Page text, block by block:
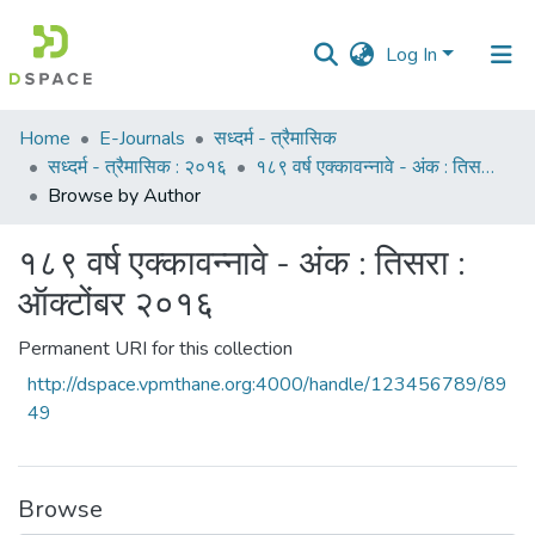
Log In
Communities
&
Collections
All of DSpace
Home E-Journals
सध्दर्म - त्रैमासिक
सध्दर्म - त्रैमासिक : २०१६
१८९ वर्ष एक्कावन्नावे - अंक : तिसरा : ऑक्टोंबर २०१६
Browse by Author
१८९ वर्ष एक्कावन्नावे - अंक : तिसरा :
ऑक्टोंबर २०१६
Permanent URI for this collection
http://dspace.vpmthane.org:4000/handle/123456789/89
49
Browse